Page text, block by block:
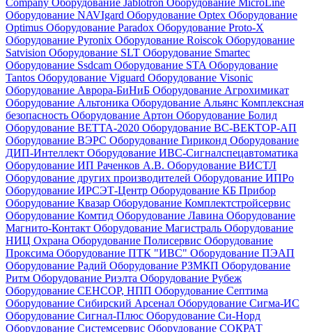
Оборудование NAVIgard Оборудование Optex Оборудование
Optimus Оборудование Paradox Оборудование Proto-X
Оборудование Pyronix Оборудование Roiscok Оборудование
Satvision Оборудование SLT Оборудование Smartec
Оборудование Ssdcam Оборудование STA Оборудование
Tantos Оборудование Viguard Оборудование Visonic
Оборудование Аврора-БиНиБ Оборудование Агрохимикат
Оборудование Альтоника Оборудование Альянс Комплексная
безопасность Оборудование Артон Оборудование Болид
Оборудование ВЕТТА-2020 Оборудование ВС-ВЕКТОР-АП
Оборудование ВЭРС Оборудование Гириконд Оборудование
ДИП-Интеллект Оборудование ИВС-Сигналспецавтоматика
Оборудование ИП Раченков А.В. Оборудование ВИСТЛ
Оборудование других производителей Оборудование ИПРо
Оборудование ИРСЭТ-Центр Оборудование КБ Прибор
Оборудование Квазар Оборудование Комплектстройсервис
Оборудование Комтид Оборудование Лавина Оборудование
Магнито-Контакт Оборудование Магистраль Оборудование
НИЦ Охрана Оборудование Полисервис Оборудование
Проксима Оборудование ПТК "ИВС" Оборудование ПЭАП
Оборудование Радий Оборудование РЗМКП Оборудование
Ритм Оборудование Риэлта Оборудование Рубеж
Оборудование СЕНСОР, НПП Оборудование Септима
Оборудование Сибирский Арсенал Оборудование Сигма-ИС
Оборудование Сигнал-Плюс Оборудование Си-Норд
Оборудование Системсервис Оборудование СОКРАТ